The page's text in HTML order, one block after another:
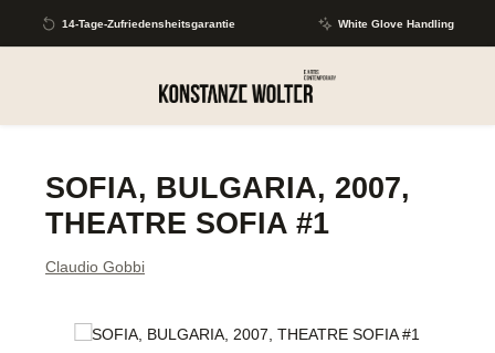
Zum Hauptinhalt springen
14-Tage-Zufriedensheitsgarantie White Glove Handling
SOFIA, BULGARIA, 2007,
THEATRE SOFIA #1
Claudio Gobbi
Bildergalerie überspringen